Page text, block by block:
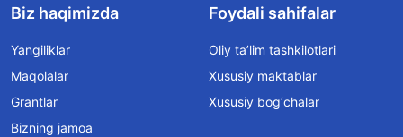
Biz haqimizda
Yangiliklar
Maqolalar
Grantlar
Bizning jamoa
Foydali sahifalar
Oliy ta’lim tashkilotlari
Xususiy maktablar
Xususiy bog‘chalar